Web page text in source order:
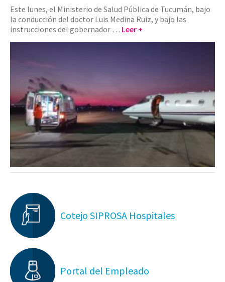
Este lunes, el Ministerio de Salud Pública de Tucumán, bajo
la conducción del doctor Luis Medina Ruiz, y bajo las
instrucciones del gobernador … Leer +
Cotejo SIPROSA Hospitales
Portal del Empleado